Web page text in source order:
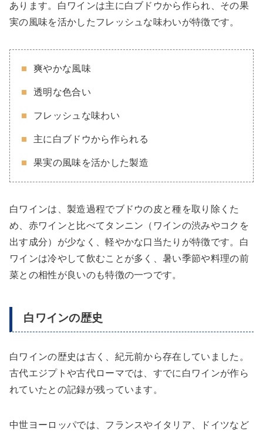
あります。白ワインは主に白ブドウから作られ、その果
実の風味を活かしたフレッシュな味わいが特徴です。
爽やかな風味
透明な色合い
フレッシュな味わい
主に白ブドウから作られる
果実の風味を活かした製造
白ワインは、製造過程でブドウの皮と種を取り除くた
め、赤ワインと比べてタンニン（ワインの渋みやコクを
出す成分）が少なく、軽やかな口当たりが特徴です。白
ワインは冷やして飲むことが多く、暑い季節や料理の前
菜との相性が良いのも特徴の一つです。
白ワインの歴史
白ワインの歴史は古く、紀元前から存在していました。
古代エジプトや古代ローマでは、すでに白ワインが作ら
れていたとの記録が残っています。
中世ヨーロッパでは、フランスやイタリア、ドイツなど